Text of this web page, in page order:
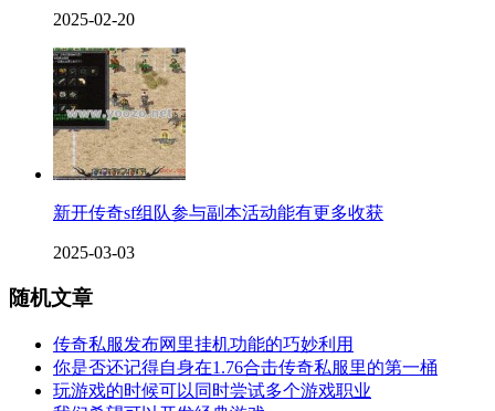
2025-02-20
新开传奇sf组队参与副本活动能有更多收获
2025-03-03
随机文章
传奇私服发布网里挂机功能的巧妙利用
你是否还记得自身在1.76合击传奇私服里的第一桶
玩游戏的时候可以同时尝试多个游戏职业